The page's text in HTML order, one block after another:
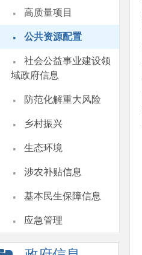
· 高质量项目
· 公共资源配置
·
社会公益事业建设领
域政府信息
· 防范化解重大风险
· 乡村振兴
· 生态环境
· 涉农补贴信息
· 基本民生保障信息
· 应急管理